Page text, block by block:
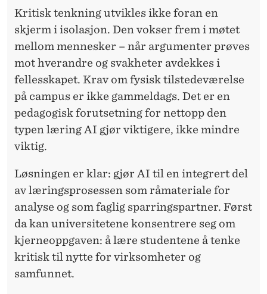
Kritisk tenkning utvikles ikke foran en
skjerm i isolasjon. Den vokser frem i møtet
mellom mennesker – når argumenter prøves
mot hverandre og svakheter avdekkes i
fellesskapet. Krav om fysisk tilstedeværelse
på campus er ikke gammeldags. Det er en
pedagogisk forutsetning for nettopp den
typen læring AI gjør viktigere, ikke mindre
viktig.
Løsningen er klar: gjør AI til en integrert del
av læringsprosessen som råmateriale for
analyse og som faglig sparringspartner. Først
da kan universitetene konsentrere seg om
kjerneoppgaven: å lære studentene å tenke
kritisk til nytte for virksomheter og
samfunnet.